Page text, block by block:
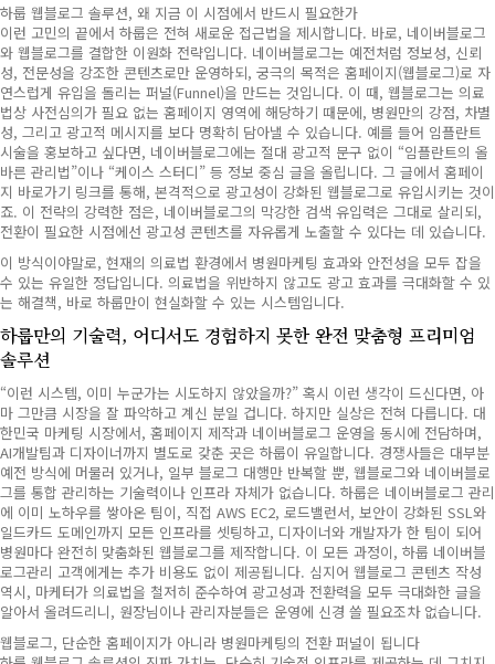
하룹 웹블로그 솔루션, 왜 지금 이 시점에서 반드시 필요한가
이런 고민의 끝에서 하룹은 전혀 새로운 접근법을 제시합니다. 바로, 네이버블로그
와 웹블로그를 결합한 이원화 전략입니다. 네이버블로그는 예전처럼 정보성, 신뢰
성, 전문성을 강조한 콘텐츠로만 운영하되, 궁극의 목적은 홈페이지(웹블로그)로 자
연스럽게 유입을 돌리는 퍼널(Funnel)을 만드는 것입니다. 이 때, 웹블로그는 의료
법상 사전심의가 필요 없는 홈페이지 영역에 해당하기 때문에, 병원만의 강점, 차별
성, 그리고 광고적 메시지를 보다 명확히 담아낼 수 있습니다. 예를 들어 임플란트
시술을 홍보하고 싶다면, 네이버블로그에는 절대 광고적 문구 없이 “임플란트의 올
바른 관리법”이나 “케이스 스터디” 등 정보 중심 글을 올립니다. 그 글에서 홈페이
지 바로가기 링크를 통해, 본격적으로 광고성이 강화된 웹블로그로 유입시키는 것이
죠. 이 전략의 강력한 점은, 네이버블로그의 막강한 검색 유입력은 그대로 살리되,
전환이 필요한 시점에선 광고성 콘텐츠를 자유롭게 노출할 수 있다는 데 있습니다.
이 방식이야말로, 현재의 의료법 환경에서 병원마케팅 효과와 안전성을 모두 잡을
수 있는 유일한 정답입니다. 의료법을 위반하지 않고도 광고 효과를 극대화할 수 있
는 해결책, 바로 하룹만이 현실화할 수 있는 시스템입니다.
하룹만의 기술력, 어디서도 경험하지 못한 완전 맞춤형 프리미엄
솔루션
“이런 시스템, 이미 누군가는 시도하지 않았을까?” 혹시 이런 생각이 드신다면, 아
마 그만큼 시장을 잘 파악하고 계신 분일 겁니다. 하지만 실상은 전혀 다릅니다. 대
한민국 마케팅 시장에서, 홈페이지 제작과 네이버블로그 운영을 동시에 전담하며,
AI개발팀과 디자이너까지 별도로 갖춘 곳은 하룹이 유일합니다. 경쟁사들은 대부분
예전 방식에 머물러 있거나, 일부 블로그 대행만 반복할 뿐, 웹블로그와 네이버블로
그를 통합 관리하는 기술력이나 인프라 자체가 없습니다. 하룹은 네이버블로그 관리
에 이미 노하우를 쌓아온 팀이, 직접 AWS EC2, 로드밸런서, 보안이 강화된 SSL와
일드카드 도메인까지 모든 인프라를 셋팅하고, 디자이너와 개발자가 한 팀이 되어
병원마다 완전히 맞춤화된 웹블로그를 제작합니다. 이 모든 과정이, 하룹 네이버블
로그관리 고객에게는 추가 비용도 없이 제공됩니다. 심지어 웹블로그 콘텐츠 작성
역시, 마케터가 의료법을 철저히 준수하여 광고성과 전환력을 모두 극대화한 글을
알아서 올려드리니, 원장님이나 관리자분들은 운영에 신경 쓸 필요조차 없습니다.
웹블로그, 단순한 홈페이지가 아니라 병원마케팅의 전환 퍼널이 됩니다